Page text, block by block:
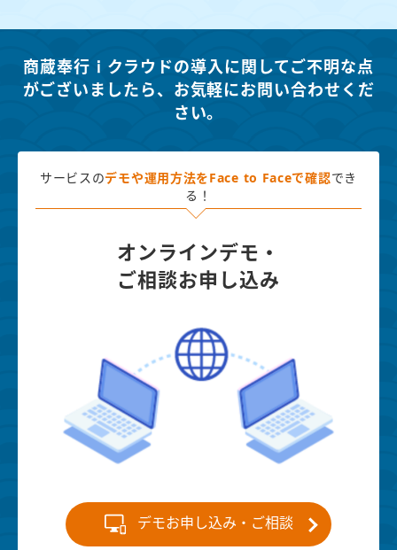
商蔵奉行ｉクラウドの導入に関してご不明な点
がございましたら、 お気軽にお問い合わせくだ
さい。
サービスのデモや運用方法を Face to Faceで確認 でき
る！
オンラインデモ・
ご相談お申し込み
デモお申し込み・ご相談